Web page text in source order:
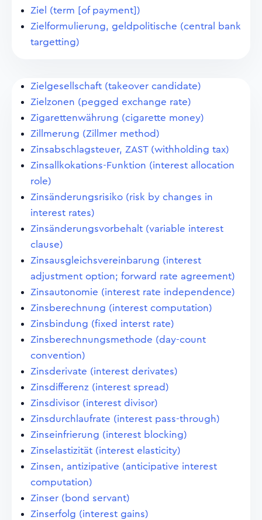
Ziel (term [of payment])
Zielformulierung, geldpolitische (central bank
targetting)
Zielgesellschaft (takeover candidate)
Zielzonen (pegged exchange rate)
Zigarettenwährung (cigarette money)
Zillmerung (Zillmer method)
Zinsabschlagsteuer, ZAST (withholding tax)
Zinsallkokations-Funktion (interest allocation
role)
Zinsänderungsrisiko (risk by changes in
interest rates)
Zinsänderungsvorbehalt (variable interest
clause)
Zinsausgleichsvereinbarung (interest
adjustment option; forward rate agreement)
Zinsautonomie (interest rate independence)
Zinsberechnung (interest computation)
Zinsbindung (fixed interst rate)
Zinsberechnungsmethode (day-count
convention)
Zinsderivate (interest derivates)
Zinsdifferenz (interest spread)
Zinsdivisor (interest divisor)
Zinsdurchlaufrate (interest pass-through)
Zinseinfrierung (interest blocking)
Zinselastizität (interest elasticity)
Zinsen, antizipative (anticipative interest
computation)
Zinser (bond servant)
Zinserfolg (interest gains)